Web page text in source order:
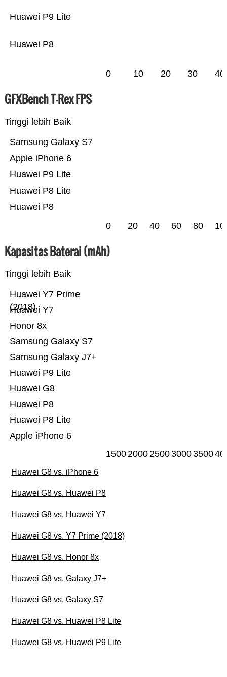
Huawei P8
Huawei P9 Lite
0 10 20 30 40
GFXBench T-Rex FPS
Tinggi lebih Baik
Huawei P8
Huawei P8 Lite
Huawei P9 Lite
Apple iPhone 6
Samsung Galaxy S7
0 20 40 60 80
Kapasitas Baterai (mAh)
Tinggi lebih Baik
Apple iPhone 6
Huawei P8 Lite
Huawei P8
Huawei G8
Huawei P9 Lite
Samsung Galaxy J7+
Samsung Galaxy S7
Honor 8x
Huawei Y7
Huawei Y7 Prime
(2018)
15002000250030003500
Huawei G8 vs. iPhone 6
Huawei G8 vs. Huawei P8
Huawei G8 vs. Huawei Y7
Huawei G8 vs. Y7 Prime (2018)
Huawei G8 vs. Honor 8x
Huawei G8 vs. Galaxy J7+
Huawei G8 vs. Galaxy S7
Huawei G8 vs. Huawei P8 Lite
Huawei G8 vs. Huawei P9 Lite